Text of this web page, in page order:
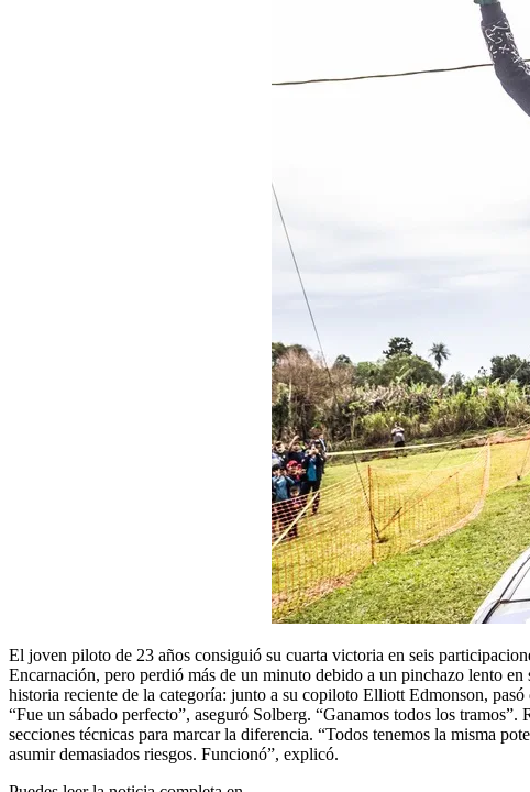
El joven piloto de 23 años consiguió su cuarta victoria en seis
Encarnación, pero perdió más de un minuto debido a un pinchazo lento
historia reciente de la categoría: junto a su copiloto Elliott Edmonson,
“Fue un sábado perfecto”, aseguró Solberg. “Ganamos todos los
secciones técnicas para marcar la diferencia. “Todos tenemos la misma
asumir demasiados riesgos. Funcionó”, explicó.